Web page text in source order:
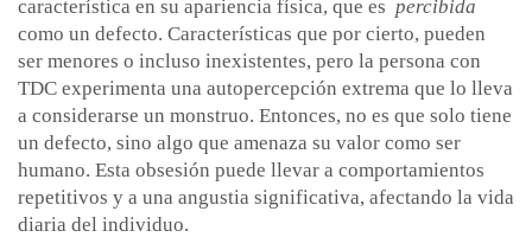
característica en su apariencia física, que es percibida
como un defecto. Características que por cierto, pueden
ser menores o incluso inexistentes, pero la persona con
TDC experimenta una autopercepción extrema que lo lleva
a considerarse un monstruo. Entonces, no es que solo tiene
un defecto, sino algo que amenaza su valor como ser
humano. Esta obsesión puede llevar a comportamientos
repetitivos y a una angustia significativa, afectando la vida
diaria del individuo.